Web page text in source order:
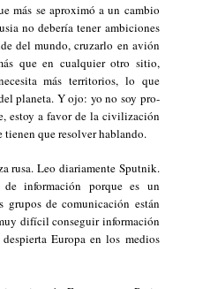
más se aproximó a un cambio
no debería tener ambiciones
del mundo, cruzarlo en avión
que en cualquier otro sitio,
más territorios, lo que
planeta. Y ojo: yo no soy pro-
estoy a favor de la civilización
tienen que resolver hablando.
rusa. Leo diariamente Sputnik.
información porque es un
grupos de comunicación están
difícil conseguir información
Europa en los medios